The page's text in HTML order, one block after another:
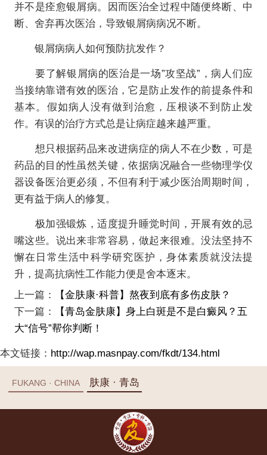
并不是痊愈银屑病。因而医治全过程中随便终断、中
断、舍弃再次医治，导致银屑病病况不断。
银屑病病人如何预防抗发作？
要了解银屑病的医治是一场”攻坚战”，病人们应
当接纳靠谱有效的医治，它是防止发作的前提条件和
基本。假如病人没有做到治愈，压根谈不到防止发
作。有误的治疗方式总是让病症越来越严重。
想只根据药品来改进病症的病人不在少数，可是
药品的目的性虽然关键，依据病况融合一些物理学仪
器设备医治更必须，不但有利于减少医治周期时间，
更有益于病人的修复。
极加强锻炼，适度提升睡觉时间，开展有效的忌
嘴这些。说出来非常容易，做起来很难。没法坚持不
懈在日常生活中科学研究医护，身体素质就没法提
升，提高抗病性工作能力便是舍本逐末。
上一篇：
【金肤康·科普】熬夜到底有多伤皮肤？
下一篇：
【青岛金肤康】身上白斑是不是白癜风？五
大“信号”帮你判断！
本文链接： http://wap.masnpay.com/fkdt/134.html
FUKANG · CHINA 肤康 · 青岛